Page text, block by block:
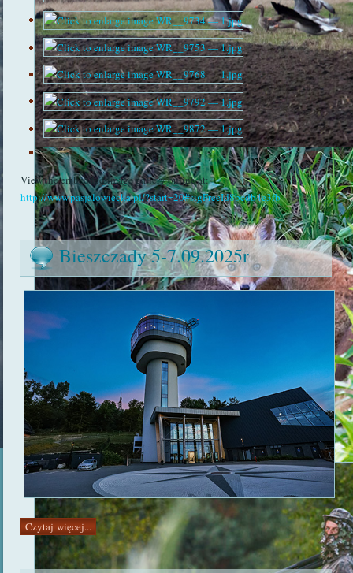
View the embedded image gallery online at:
http://www.pasjalowiecka.pl/?start=20#sigFreeId8bcdb4e3fb
Bieszczady 5-7.09.2025r
Czytaj więcej...